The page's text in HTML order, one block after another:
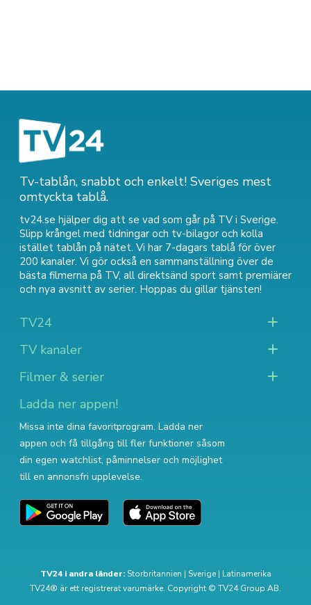
Tv-tablån, snabbt och enkelt! Sveriges mest
omtyckta tablå.
tv24.se hjälper dig att se vad som går på TV i Sverige.
Slipp krångel med tidningar och tv-bilagor och kolla
istället tablån på nätet. Vi har 7-dagars tablå för över
200 kanaler. Vi gör också en sammanställning över de
bästa filmerna på TV, all direktsänd sport samt premiärer
och nya avsnitt av serier. Hoppas du gillar tjänsten!
TV24
TV kanaler
Filmer & serier
Ladda ner appen!
Missa inte dina favoritprogram. Ladda ner
appen och få tillgång till fler funktioner såsom
din egen watchlist, påminnelser och möjlighet
till en annonsfri upplevelse.
TV24 i andra länder: Storbritannien | Sverige| Latinamerika
TV24® är ett registrerat varumärke. Copyright © TV24 Group AB.